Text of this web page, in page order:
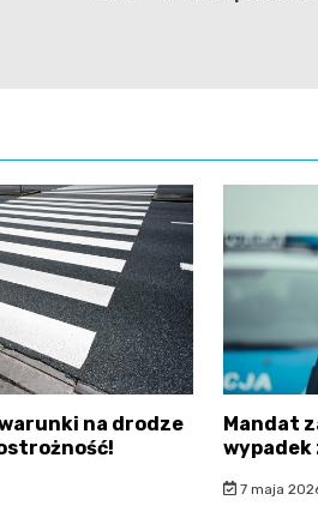
na drodze
Mandat
wypadek
7 maja